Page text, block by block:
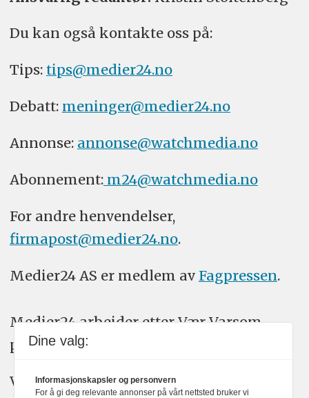
Du kan også kontakte oss på:
Tips: tips@medier24.no
Debatt: meninger@medier24.no
Annonse: annonse@watchmedia.no
Abonnement:m24@watchmedia.no
For andre henvendelser,
firmapost@medier24.no.
Medier24 AS er medlem av Fagpressen.
Medier24 arbeider etter Vær Varsom-
plakatens regler for god presseskikk.
Vi bruker KI-verktøy som ChatGPT,
Dine valg:
Informasjonskapsler og personvern
For å gi deg relevante annonser på vårt nettsted bruker vi